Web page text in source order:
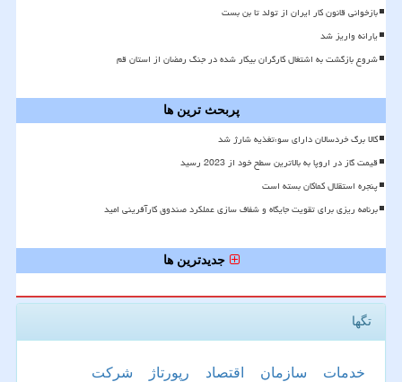
بازخوانی قانون کار ایران از تولد تا بن بست
یارانه واریز شد
شروع بازگشت به اشتغال کارگران بیکار شده در جنگ رمضان از استان قم
پربحث ترین ها
کالا برگ خردسالان دارای سوءتغذیه شارژ شد
قیمت گاز در اروپا به بالاترین سطح خود از 2023 رسید
پنجره استقلال کماکان بسته است
برنامه ریزی برای تقویت جایگاه و شفاف سازی عملکرد صندوق کارآفرینی امید
جدیدترین ها
تگها
خدمات سازمان اقتصاد رپورتاژ شركت